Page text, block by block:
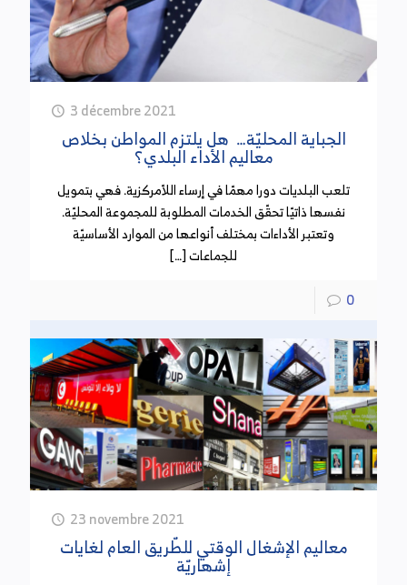
3 décembre 2021
الجباية المحليّة… هل يلتزم المواطن بخلاص
معاليم الأداء البلدي؟
تلعب البلديات دورا مهمّا في إرساء اللاّمركزية. فهي بتمويل
نفسها ذاتيّا تحقّق الخدمات المطلوبة للمجموعة المحليّة.
وتعتبر الأداءات بمختلف أنواعها من الموارد الأساسيّة
للجماعات […]
0
23 novembre 2021
معاليم الإشغال الوقتي للطّريق العام لغايات
إشهاريّة